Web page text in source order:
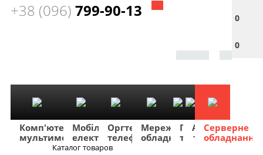
0
0
+38 (096) 799-90-13
Комп'ютери
мультимедіа
Мобільна
електроніка
Оргтехніка
телефонія
Мережеве
обладнання
Побутова
техніка
TV
та
Фото
та
Авто
та
Серверне
обладнання
Каталог товаров